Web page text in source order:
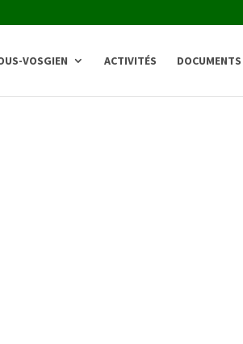
VOSGIEN ACTIVITÉS